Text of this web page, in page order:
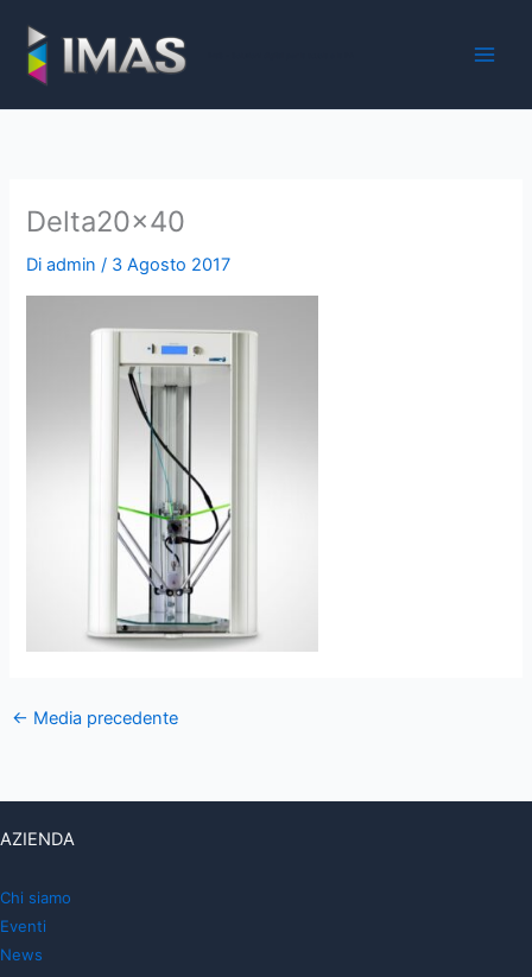
contenuto
Delta20x40
Diadmin/ 3 Agosto 2017
← Media precedente
AZIENDA
Chi siamo
Eventi
News